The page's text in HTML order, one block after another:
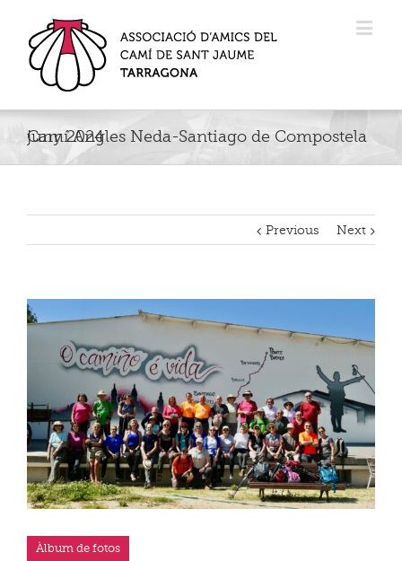
Camí Angles Neda-Santiago de Compostela juny 2024
Previous Next
Àlbum de fotos